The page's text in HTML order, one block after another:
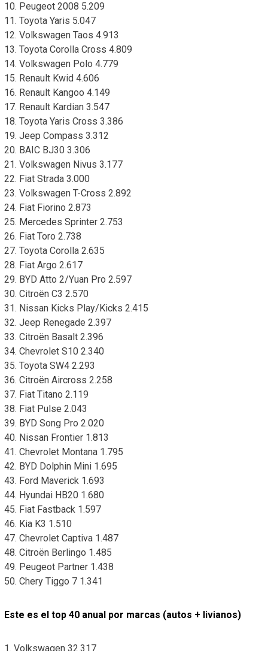
10. Peugeot 2008 5.209
11. Toyota Yaris 5.047
12. Volkswagen Taos 4.913
13. Toyota Corolla Cross 4.809
14. Volkswagen Polo 4.779
15. Renault Kwid 4.606
16. Renault Kangoo 4.149
17. Renault Kardian 3.547
18. Toyota Yaris Cross 3.386
19. Jeep Compass 3.312
20. BAIC BJ30 3.306
21. Volkswagen Nivus 3.177
22. Fiat Strada 3.000
23. Volkswagen T-Cross 2.892
24. Fiat Fiorino 2.873
25. Mercedes Sprinter 2.753
26. Fiat Toro 2.738
27. Toyota Corolla 2.635
28. Fiat Argo 2.617
29. BYD Atto 2/Yuan Pro 2.597
30. Citroën C3 2.570
31. Nissan Kicks Play/Kicks 2.415
32. Jeep Renegade 2.397
33. Citroën Basalt 2.396
34. Chevrolet S10 2.340
35. Toyota SW4 2.293
36. Citroën Aircross 2.258
37. Fiat Titano 2.119
38. Fiat Pulse 2.043
39. BYD Song Pro 2.020
40. Nissan Frontier 1.813
41. Chevrolet Montana 1.795
42. BYD Dolphin Mini 1.695
43. Ford Maverick 1.693
44. Hyundai HB20 1.680
45. Fiat Fastback 1.597
46. Kia K3 1.510
47. Chevrolet Captiva 1.487
48. Citroën Berlingo 1.485
49. Peugeot Partner 1.438
50. Chery Tiggo 7 1.341
Este es el top 40 anual por marcas (autos + livianos)
1. Volkswagen 32.317